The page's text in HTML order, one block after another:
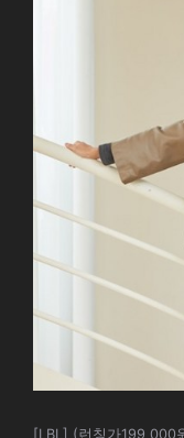
[LBL] (런칭가199 000